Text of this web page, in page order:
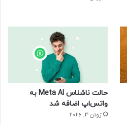
حالت ناشناس Meta AI به
واتس‌اپ اضافه شد
ژوئن 3, 2026